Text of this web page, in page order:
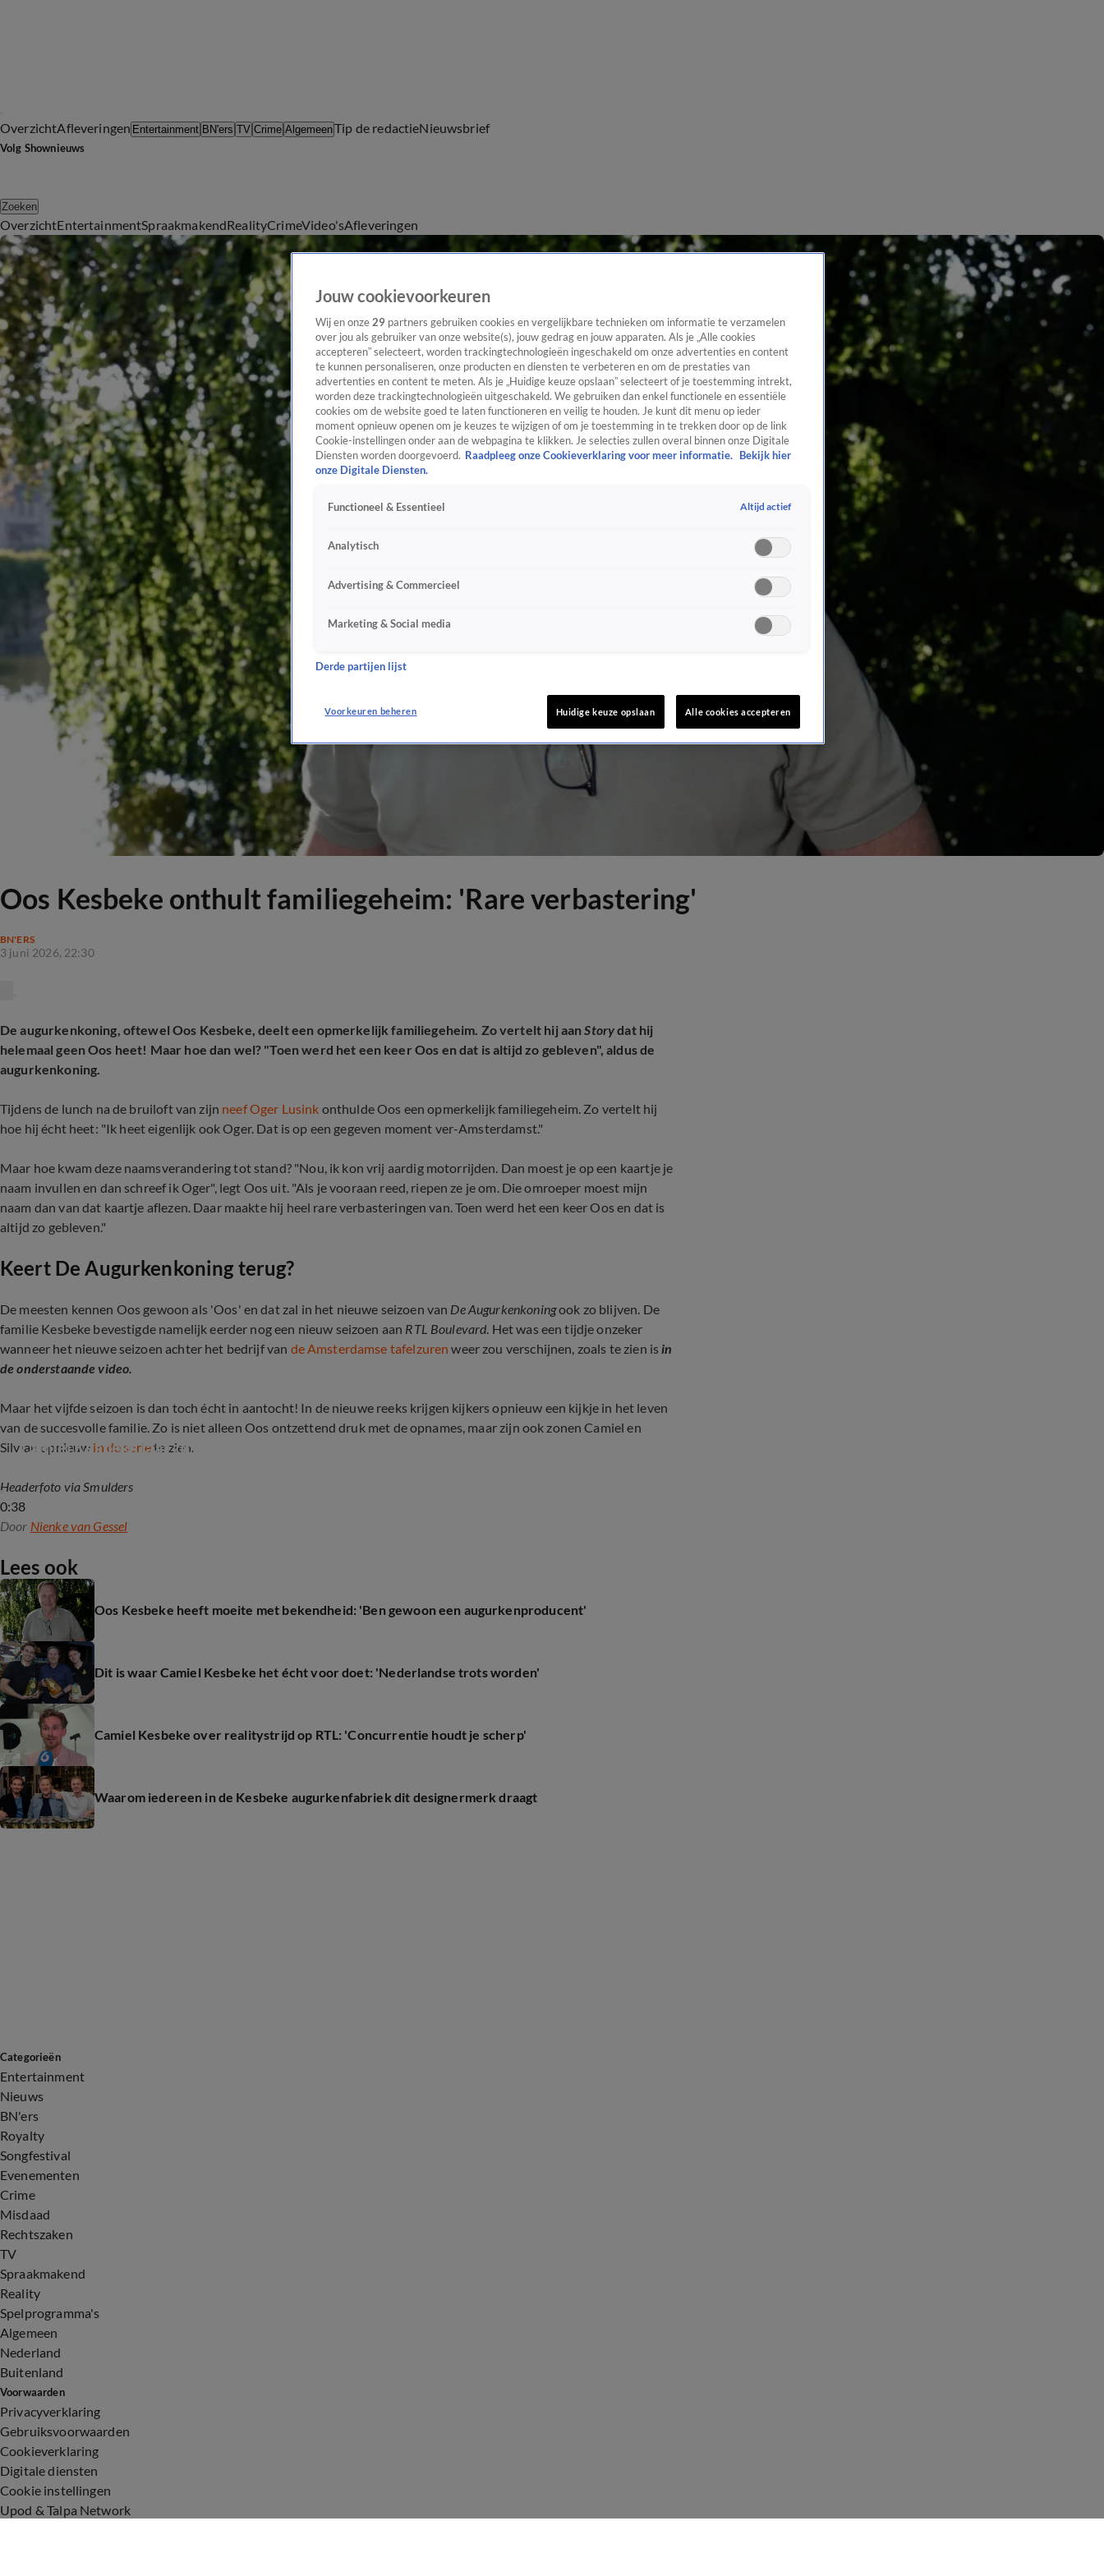
OverzichtAfleveringen Entertainment BN'ers TV Crime AlgemeenTip de redactieNieuwsbrief
Volg Shownieuws
Zoeken
OverzichtEntertainmentSpraakmakendRealityCrimeVideo'sAfleveringen
Oos Kesbeke onthult familiegeheim: 'Rare verbastering'
BN'ERS
3 juni 2026, 22:30
De augurkenkoning, oftewel Oos Kesbeke, deelt een opmerkelijk familiegeheim. Zo vertelt hij aanStorydat hij
helemaal geen Oos heet! Maar hoe dan wel? "Toen werd het een keer Oos en dat is altijd zo gebleven", aldus de
augurkenkoning.
Tijdens de lunch na de bruiloft van zijn neef Oger Lusink onthulde Oos een opmerkelijk familiegeheim. Zo vertelt hij
hoe hij écht heet: "Ik heet eigenlijk ook Oger. Dat is op een gegeven moment ver-Amsterdamst."
Maar hoe kwam deze naamsverandering tot stand? "Nou, ik kon vrij aardig motorrijden. Dan moest je op een kaartje je
naam invullen en dan schreef ik Oger", legt Oos uit. "Als je vooraan reed, riepen ze je om. Die omroeper moest mijn
naam dan van dat kaartje aflezen. Daar maakte hij heel rare verbasteringen van. Toen werd het een keer Oos en dat is
altijd zo gebleven."
Keert De Augurkenkoning terug?
De meesten kennen Oos gewoon als 'Oos' en dat zal in het nieuwe seizoen van De Augurkenkoningook zo blijven. De
familie Kesbeke bevestigde namelijk eerder nog een nieuw seizoen aan RTL Boulevard. Het was een tijdje onzeker
wanneer het nieuwe seizoen achter het bedrijf van de Amsterdamse tafelzuren weer zou verschijnen, zoals te zien is in
de onderstaande video.
Maar het vijfde seizoen is dan toch écht in aantocht! In de nieuwe reeks krijgen kijkers opnieuw een kijkje in het leven
van de succesvolle familie. Zo is niet alleen Oos ontzettend druk met de opnames, maar zijn ook zonen Camiel en
Silvian opnieuw in de seriete zien.
0:38
Camiel Kesbeke laat zich uit over nieuw seizoen De Augurkenkoning
Headerfoto via Smulders
Door Nienke van Gessel
Lees ook
Oos Kesbeke heeft moeite met bekendheid: 'Ben gewoon een augurkenproducent'
Dit is waar Camiel Kesbeke het écht voor doet: 'Nederlandse trots worden'
Camiel Kesbeke over realitystrijd op RTL: 'Concurrentie houdt je scherp'
Waarom iedereen in de Kesbeke augurkenfabriek dit designermerk draagt
Categorieën
Entertainment
Nieuws
BN'ers
Royalty
Songfestival
Evenementen
Crime
Misdaad
Rechtszaken
TV
Spraakmakend
Reality
Spelprogramma's
Algemeen
Nederland
Buitenland
Voorwaarden
Privacyverklaring
Gebruiksvoorwaarden
Cookieverklaring
Digitale diensten
Cookie instellingen
Upod & Talpa Network
Jouw cookievoorkeuren
Wij en onze 29 partners gebruiken cookies en vergelijkbare technieken om informatie te verzamelen
over jou als gebruiker van onze website(s), jouw gedrag en jouw apparaten. Als je „Alle cookies
accepteren” selecteert, worden trackingtechnologieën ingeschakeld om onze advertenties en content
te kunnen personaliseren, onze producten en diensten te verbeteren en om de prestaties van
advertenties en content te meten. Als je „Huidige keuze opslaan” selecteert of je toestemming intrekt,
worden deze trackingtechnologieën uitgeschakeld. We gebruiken dan enkel functionele en essentiële
cookies om de website goed te laten functioneren en veilig te houden. Je kunt dit menu op ieder
moment opnieuw openen om je keuzes te wijzigen of om je toestemming in te trekken door op de link
Cookie-instellingen onder aan de webpagina te klikken. Je selecties zullen overal binnen onze Digitale
Diensten worden doorgevoerd. Raadpleeg onze Cookieverklaring voor meer informatie. Bekijk hier
onze Digitale Diensten.
Functioneel & Essentieel Altijd actief
Analytisch
Advertising & Commercieel
Marketing & Social media
Derde partijen lijst
Voorkeuren beheren Huidige keuze opslaan Alle cookies accepteren